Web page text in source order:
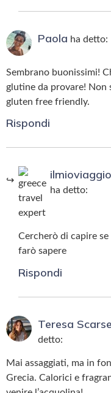
Paola ha detto:
Sembrano buonissimi!
glutine da provare! Non
gluten free friendly.
Rispondi
ha detto:
Cercherò di capire
farò sapere
Rispondi
Teresa
detto:
Mai assaggiati, ma in
Grecia. Calorici e